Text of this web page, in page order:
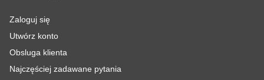
Zaloguj się
Utwórz konto
Obsluga klienta
Najczęściej zadawane pytania